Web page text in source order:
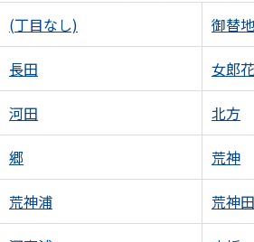
(丁目なし) 御替地
長田 女郎花
河田 北方
郷 荒神
荒神浦 荒神